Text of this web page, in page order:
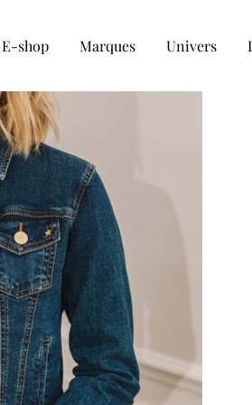
E-shop
COLLECTION HOMME
Tee-shirt
Chemise
Sweat et Pull
Veste et blouson
Marques Univers